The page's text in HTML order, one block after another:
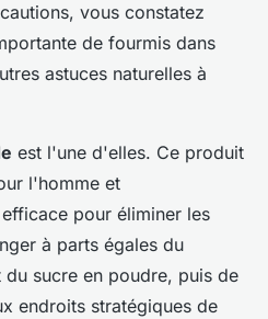
vous constatez
de fourmis dans
astuces naturelles à
est l'une d'elles. Ce produit
l'homme et
pour éliminer les
à parts égales du
sucre en poudre, puis de
endroits stratégiques de